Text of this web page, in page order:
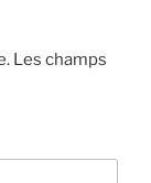
Les champs